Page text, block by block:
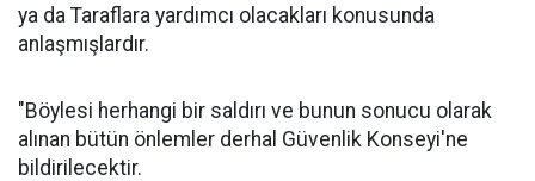
ya da Taraflara yardımcı olacakları konusunda
anlaşmışlardır.
"Böylesi herhangi bir saldırı ve bunun sonucu olarak
alınan bütün önlemler derhal Güvenlik Konseyi'ne
bildirilecektir.